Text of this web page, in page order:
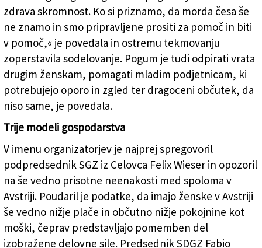
zdrava skromnost. Ko si priznamo, da morda česa še
ne znamo in smo pripravljene prositi za pomoč in biti
v pomoč,« je povedala in ostremu tekmovanju
zoperstavila sodelovanje. Pogum je tudi odpirati vrata
drugim ženskam, pomagati mladim podjetnicam, ki
potrebujejo oporo in zgled ter dragoceni občutek, da
niso same, je povedala.
Trije modeli gospodarstva
V imenu organizatorjev je najprej spregovoril
podpredsednik SGZ iz Celovca Felix Wieser in opozoril
na še vedno prisotne neenakosti med spoloma v
Avstriji. Poudaril je podatke, da imajo ženske v Avstriji
še vedno nižje plače in občutno nižje pokojnine kot
moški, čeprav predstavljajo pomemben del
izobražene delovne sile. Predsednik SDGZ Fabio